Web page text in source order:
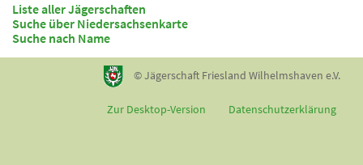
Liste aller Jägerschaften
Suche über Niedersachsenkarte
Suche nach Name
© Jägerschaft Friesland Wilhelmshaven e.V.
Zur Desktop-Version Datenschutzerklärung